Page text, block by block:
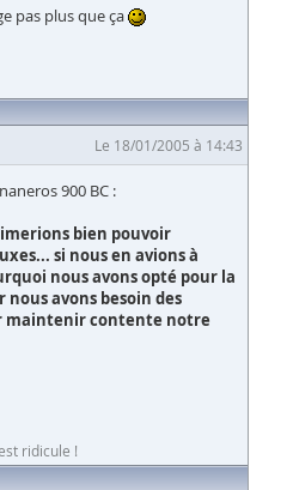
pas plus que ça
Le 18/01/2005 à 14:43
900 BC :
bien pouvoir
si nous en avions à
nous avons opté pour la
avons besoin des
maintenir contente notre
ridicule !